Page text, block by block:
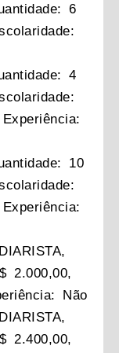
6
4
10
2.000,00,
Não
2.400,00,